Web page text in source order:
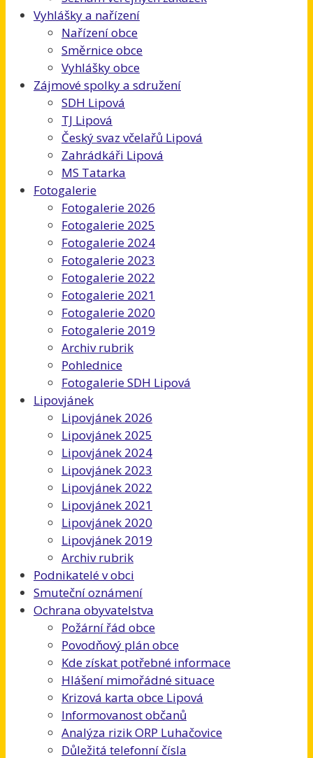
Vyhlášky a nařízení
Nařízení obce
Směrnice obce
Vyhlášky obce
Zájmové spolky a sdružení
SDH Lipová
TJ Lipová
Český svaz včelařů Lipová
Zahrádkáři Lipová
MS Tatarka
Fotogalerie
Fotogalerie 2026
Fotogalerie 2025
Fotogalerie 2024
Fotogalerie 2023
Fotogalerie 2022
Fotogalerie 2021
Fotogalerie 2020
Fotogalerie 2019
Archiv rubrik
Pohlednice
Fotogalerie SDH Lipová
Lipovjánek
Lipovjánek 2026
Lipovjánek 2025
Lipovjánek 2024
Lipovjánek 2023
Lipovjánek 2022
Lipovjánek 2021
Lipovjánek 2020
Lipovjánek 2019
Archiv rubrik
Podnikatelé v obci
Smuteční oznámení
Ochrana obyvatelstva
Požární řád obce
Povodňový plán obce
Kde získat potřebné informace
Hlášení mimořádné situace
Krizová karta obce Lipová
Informovanost občanů
Analýza rizik ORP Luhačovice
Důležitá telefonní čísla